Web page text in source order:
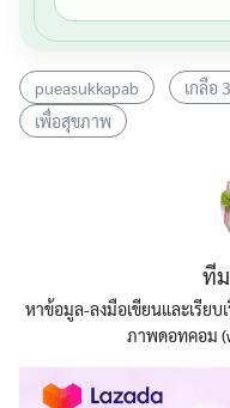
pueasukkapab เกลือ
เพื่อสุขภาพ
ที
หาข้อมูล-ลงมือเขียนและเรียบ
ภาพดอทคอม